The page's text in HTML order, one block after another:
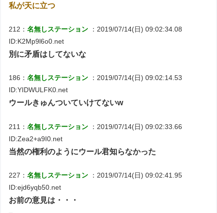
私が天に立つ
212：名無しステーション
：2019/07/14(日) 09:02:34.08
ID:K2Mp9l6o0.net
別に矛盾はしてないな
186：名無しステーション
：2019/07/14(日) 09:02:14.53
ID:YIDWULFK0.net
ウールきゅんついていけてないw
211：名無しステーション
：2019/07/14(日) 09:02:33.66
ID:Zea2+a9I0.net
当然の権利のようにウール君知らなかった
227：名無しステーション
：2019/07/14(日) 09:02:41.95
ID:ejd6yqb50.net
お前の意見は・・・